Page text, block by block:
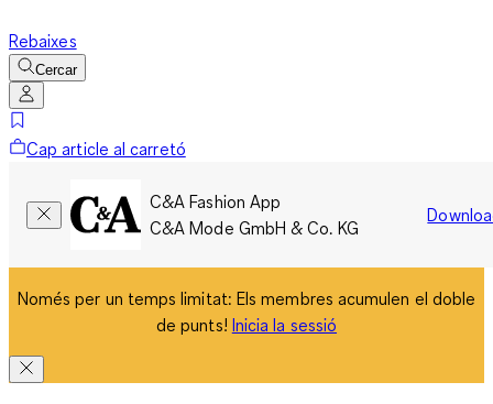
Rebaixes
Cercar
Cap article al carretó
C&A Fashion App
C&A Mode GmbH & Co. KG
Només per un temps limitat: Els membres acumulen el doble
de punts! Inicia la sessió